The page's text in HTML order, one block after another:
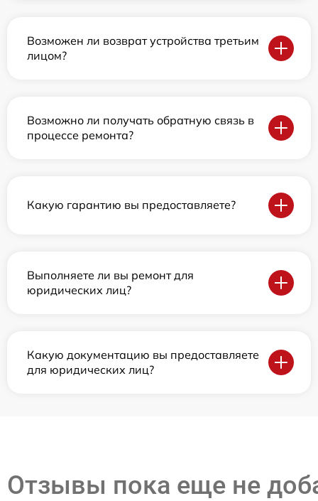
Возможен ли возврат устройства третьим
лицом?
Возможно ли получать обратную связь в
процессе ремонта?
Какую гарантию вы предоставляете?
Выполняете ли вы ремонт для
юридических лиц?
Какую документацию вы предоставляете
для юридических лиц?
Отзывы пока еще не